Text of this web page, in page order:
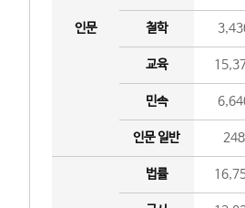
인문 철학
교육
민속
인문 일반 248
법률